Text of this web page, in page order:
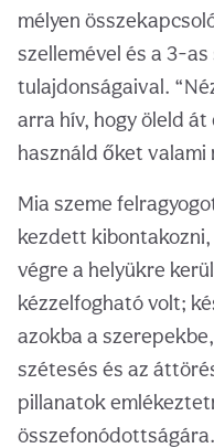
mélyen
szellemével és a 3-
tulajdonságaival.
arra hív, hogy öleld
használd őket valami
Mia szeme
kezdett
végre a helyükre
kézzelfogható volt;
azokba a
szétesés és az
pillanatok
összefonódottságára.